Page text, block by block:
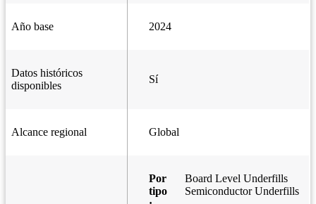
Año base 2024
Datos históricos
disponibles
Sí
Alcance regional Global
Por
tipo
Board Level Underfills
Semiconductor Underfills